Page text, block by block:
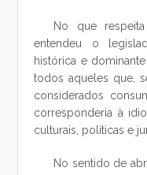
No que
entendeu o
histórica e
todos aqueles que,
considerados
corresponderia à
culturais, políticas e
No sentido de